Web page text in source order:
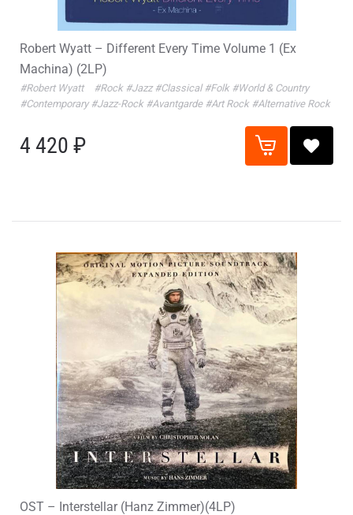
Robert Wyatt – Different Every Time Volume 1 (Ex
Machina) (2LP)
#Robert Wyatt #Rock #Jazz #Classical #Folk #World & Country
#Contemporary #Jazz-Rock #Avantgarde #Art Rock #Alternative Rock
4 420 ₽
OST – Interstellar (Hanz Zimmer)(4LP)